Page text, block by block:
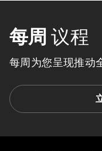
每周 议程
每周为您呈现推动